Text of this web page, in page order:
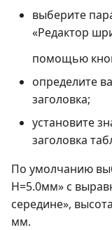
выберите
«Редактор
помощью
определите
заголовка;
установите
заголовка
По умолчанию
Н=5.0мм» с
середине»,
мм.